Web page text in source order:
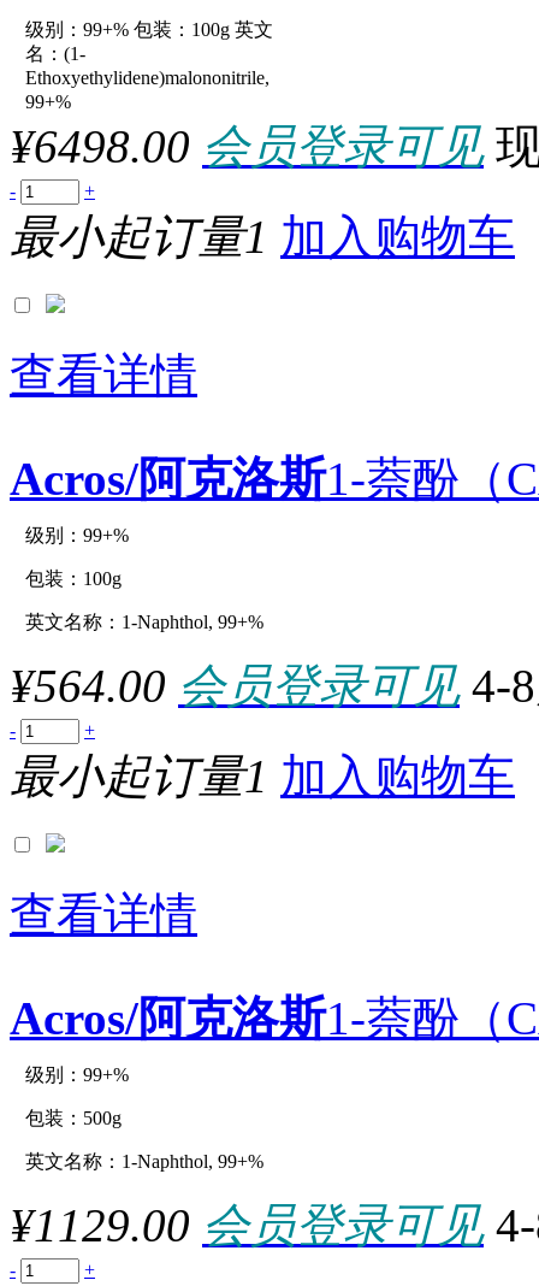
原厂型号：C17029-100g
参数：
级别：99+% 包装：100g 英文
名：(1-
Ethoxyethylidene)malononitrile,
99+%
¥6498.00 会员登录可见
- +
最小起订量1 加入购物车
查看详情
Acros/阿克洛斯1-萘酚（
原厂型号：C12819-100g
参数：
级别：99+%
包装：100g
英文名称：1-Naphthol, 99+%
¥564.00 会员登录可见 4-
- +
最小起订量1 加入购物车
查看详情
Acros/阿克洛斯1-萘酚（
原厂型号：C12819-500g
参数：
级别：99+%
包装：500g
英文名称：1-Naphthol, 99+%
¥1129.00 会员登录可见
- +